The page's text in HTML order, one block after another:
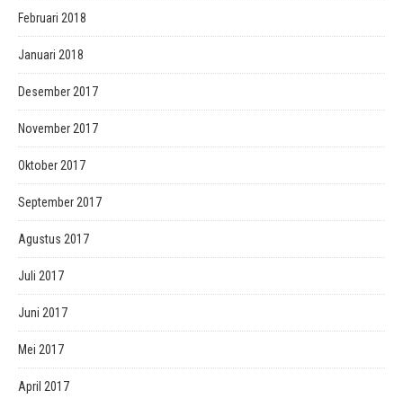
Februari 2018
Januari 2018
Desember 2017
November 2017
Oktober 2017
September 2017
Agustus 2017
Juli 2017
Juni 2017
Mei 2017
April 2017